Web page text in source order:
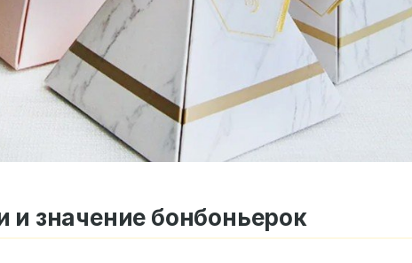
и значение бонбоньерок